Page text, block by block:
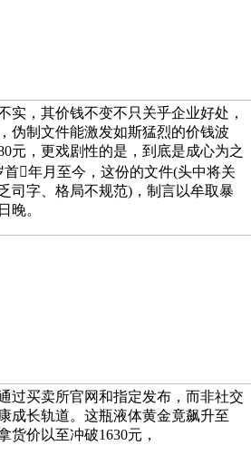
实，其价钱不变不只关乎企业好处，
伪制文件能激发如斯猛烈的价钱波
元，更戏剧性的是，到底是成心为之
首年月至今，这份的文件(头中将关
司字、格局不规范)，制言以牟取暴
晚。
过买卖所官网和指定发布，而非社交
成长轨道。这瓶液体黄金竟飙升至
货价以至冲破1630元，